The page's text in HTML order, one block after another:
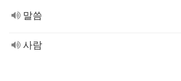
말씀
사람